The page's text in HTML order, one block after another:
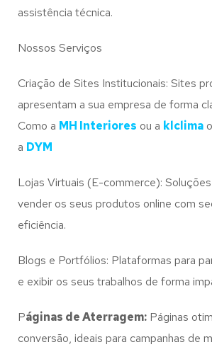
assistência técnica.
Nossos Serviços
Criação de Sites Institucionais: Sites
apresentam a sua empresa de forma
Como a MH Interiores ou a klclima
a DYM
Lojas Virtuais (E-commerce):
vender os seus produtos online com
eficiência.
Blogs e Portfólios: Plataformas para
e exibir os seus trabalhos de forma
Páginas de Aterragem: Páginas
conversão, ideais para campanhas de